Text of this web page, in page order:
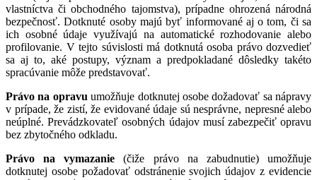
vlastníctva či obchodného tajomstva), prípadne ohrozená národná
bezpečnosť. Dotknuté osoby majú byť informované aj o tom, či sa
ich osobné údaje využívajú na automatické rozhodovanie alebo
profilovanie. V tejto súvislosti má dotknutá osoba právo dozvedieť
sa aj to, aké postupy, význam a predpokladané dôsledky takéto
spracúvanie môže predstavovať.
Právo na opravu umožňuje dotknutej osobe dožadovať sa nápravy
v prípade, že zistí, že evidované údaje sú nesprávne, nepresné alebo
neúplné. Prevádzkovateľ osobných údajov musí zabezpečiť opravu
bez zbytočného odkladu.
Právo na vymazanie (čiže právo na zabudnutie) umožňuje
dotknutej osobe požadovať odstránenie svojich údajov z evidencie